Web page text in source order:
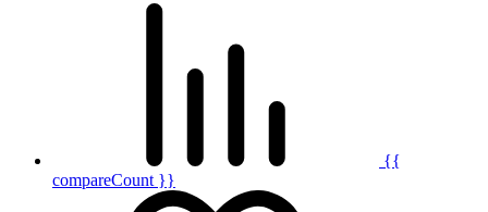
{{
compareCount }}